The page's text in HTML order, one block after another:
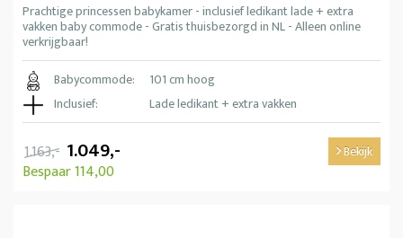
Prachtige princessen babykamer - inclusief ledikant lade + extra
vakken baby commode - Gratis thuisbezorgd in NL - Alleen online
verkrijgbaar!
Babycommode:
101 cm hoog
Inclusief:
Lade ledikant + extra vakken
1.163,- 1.049,-
Bespaar 114,00
Bekijk